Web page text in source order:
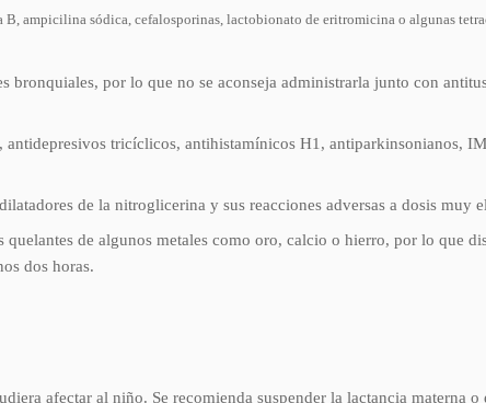
sódica, cefalosporinas, lactobionato de eritromicina o algunas
bronquiales, por lo que no se aconseja administrarla junto con
tricíclicos, antihistamínicos H1, antiparkinsonianos,
de la nitroglicerina y sus reacciones adversas a dosis muy
quelantes de algunos metales como oro, calcio o hierro, por lo que
dos horas.
afectar al niño. Se recomienda suspender la lactancia materna